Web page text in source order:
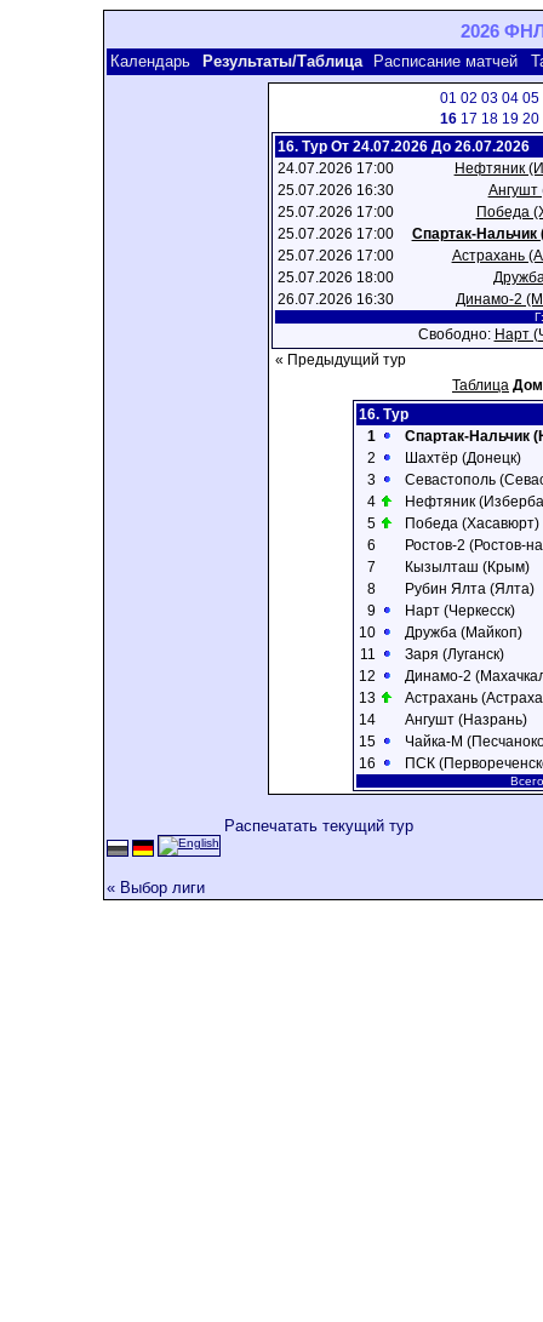
2026
Календарь Результаты/Таблица Расписание матчей
01 02 03 04 05
16 17 18 19 20
16. Тур От 24.07.2026 До 26.07.2026
24.07.2026 17:00
Нефтяник
25.07.2026 16:30
Ангушт
25.07.2026 17:00
Победа
25.07.2026 17:00
Спартак-Нальчик
25.07.2026 17:00
Астрахань
25.07.2026 18:00
26.07.2026 16:30
Динамо-2
Свободно: Нарт
« Предыдущий тур
Таблица
16. Тур
1
Спартак-Нальчик
2
Шахтёр (Донецк)
3
Севастополь
4
Нефтяник
5
Победа (Хасавюрт)
6
Ростов-2 (Ростов-
7
Кызылташ (Крым)
8
Рубин Ялта (Ялта)
9
Нарт (Черкесск)
10
Дружба (Майкоп)
11
Заря (Луганск)
12
Динамо-2
13
Астрахань
14
Ангушт (Назрань)
15
Чайка-M
16
ПСК
Распечатать текущий тур
« Выбор лиги